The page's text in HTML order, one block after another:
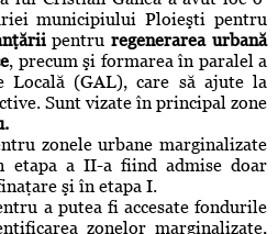
municipiului Ploieşti pentru
pentruregenerarea urbană
, precum şi formarea în paralel a
Locală (GAL), care să ajute la
Sunt vizate în principal zone
zonele urbane marginalizate
etapa a II-a fiind admise doar
şi în etapa I.
a putea fi accesate fondurile
zonelor marginalizate,